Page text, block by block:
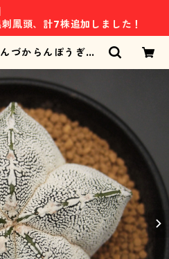
鳳頭、計7株追加しました！
づからんぽうぎょ
BAN RYOKU